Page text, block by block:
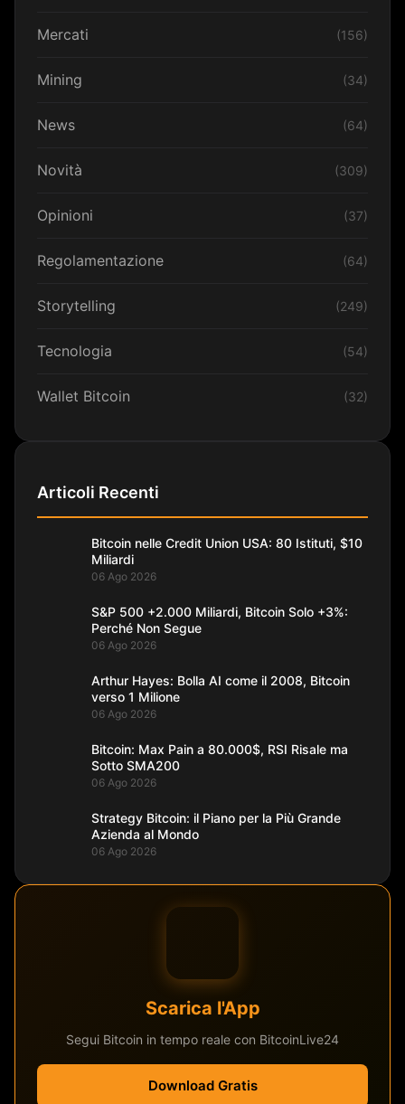
Mercati (156)
Mining (34)
News (64)
Novità (309)
Opinioni (37)
Regolamentazione (64)
Storytelling (249)
Tecnologia (54)
Wallet Bitcoin (32)
Articoli Recenti
Bitcoin nelle Credit Union USA: 80 Istituti, $10
Miliardi
06 Ago 2026
S&P 500 +2.000 Miliardi, Bitcoin Solo +3%:
Perché Non Segue
06 Ago 2026
Arthur Hayes: Bolla AI come il 2008, Bitcoin
verso 1 Milione
06 Ago 2026
Bitcoin: Max Pain a 80.000$, RSI Risale ma
Sotto SMA200
06 Ago 2026
Strategy Bitcoin: il Piano per la Più Grande
Azienda al Mondo
06 Ago 2026
Scarica l'App
Segui Bitcoin in tempo reale con BitcoinLive24
Download Gratis